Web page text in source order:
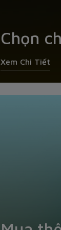
Chọn
Xem Chi Tiết